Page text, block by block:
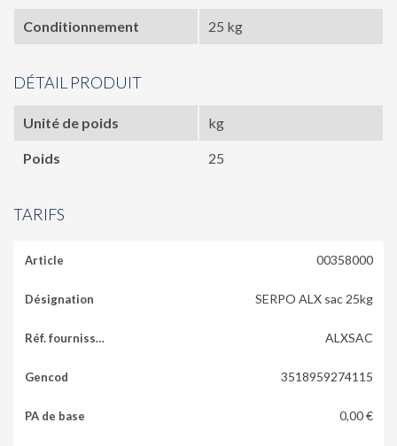
Conditionnement 25 kg
DÉTAIL PRODUIT
Unité de poids kg
Poids 25
TARIFS
00358000
SERPO ALX sac 25kg
ALXSAC
3518959274115
0,00 €